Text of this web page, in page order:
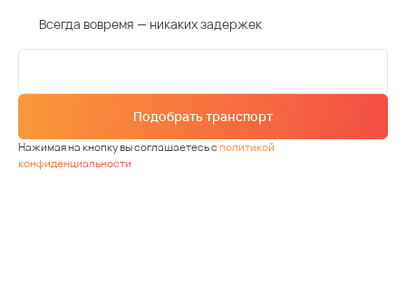
Всегда вовремя — никаких задержек
Подобрать транспорт
Нажимая на кнопку вы соглашаетесь сполитикой
конфиденциальности